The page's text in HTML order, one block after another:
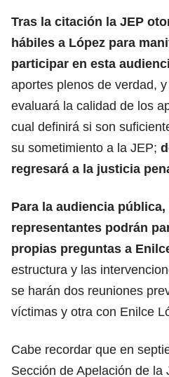
Tras la citación la JEP
hábiles a López para
participar en esta
aportes plenos de verdad,
evaluará la calidad de los
cual definirá si son
su sometimiento a la JEP;
regresará a la justicia
Para la audiencia
representantes podrán
propias preguntas a
estructura y las
se harán dos reuniones
víctimas y otra con Enilce
Cabe recordar que en
Sección de Apelación de la